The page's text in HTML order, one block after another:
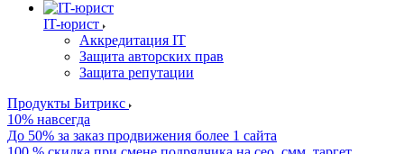
IT-юрист
Аккредитация IT
Защита авторских прав
Защита репутации
Продукты Битрикс
10% навсегда
До 50% за заказ продвижения более 1 сайта